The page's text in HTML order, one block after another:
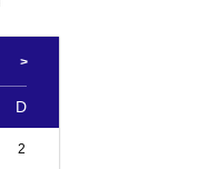
D
2